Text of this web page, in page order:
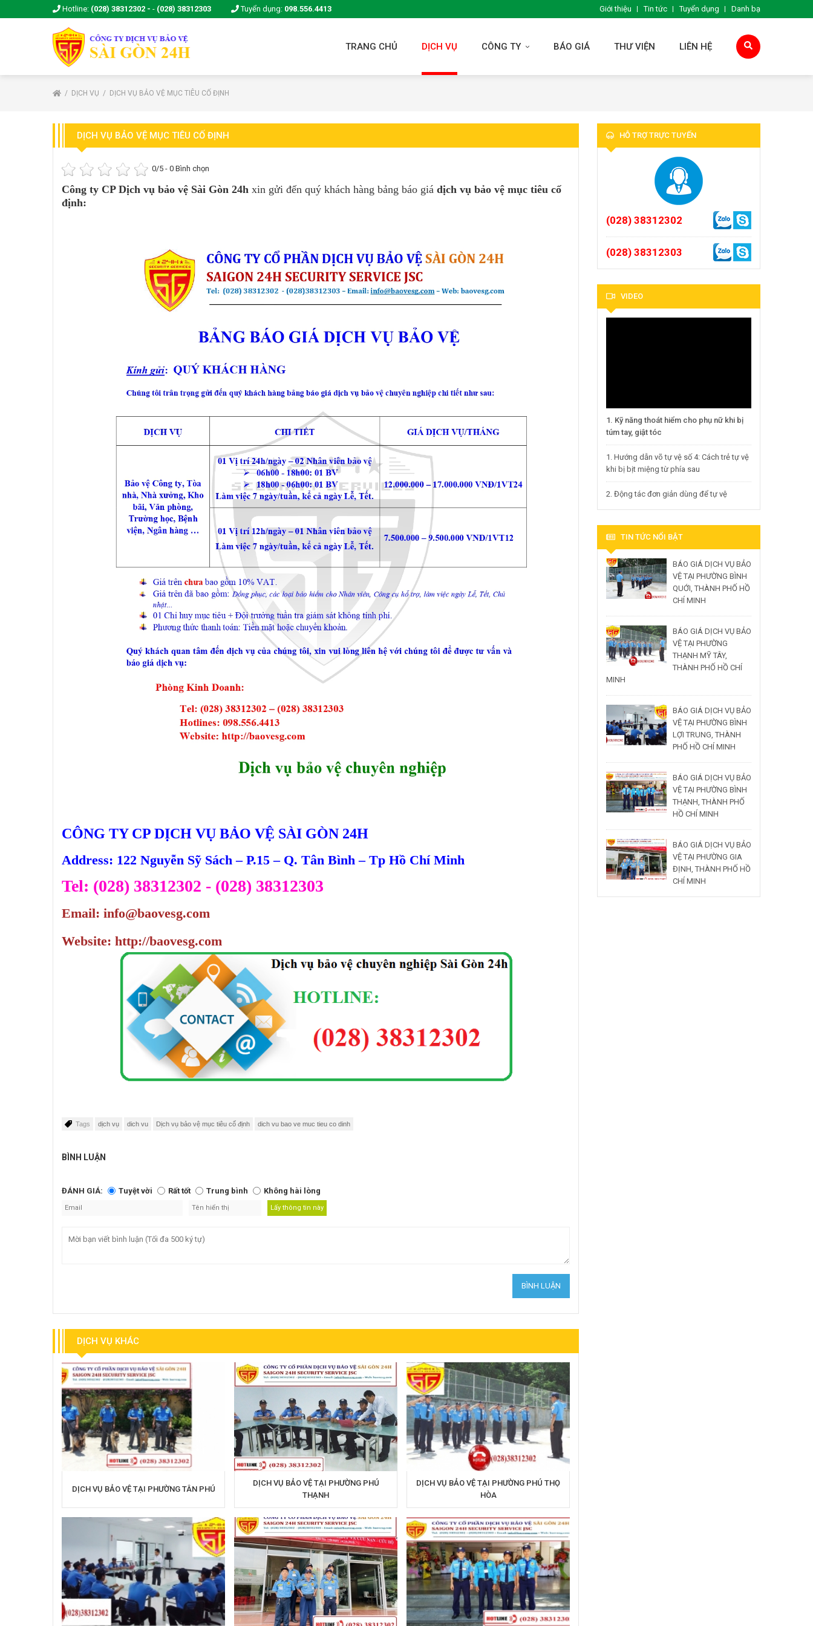
Hotline: (028) 38312302 - - (028) 38312303 Tuyển dụng: 098.556.4413 Giới thiệu Tin tức Tuyển dụng Danh bạ
TRANG CHỦ DỊCH VỤ CÔNG TY BÁO GIÁ THƯ VIỆN LIÊN HỆ
DỊCH VỤ DỊCH VỤ BẢO VỆ MỤC TIÊU CỐ ĐỊNH
DỊCH VỤ BẢO VỆ MỤC TIÊU CỐ ĐỊNH
0/5 - 0 Bình chọn
Công ty CP Dịch vụ bảo vệ Sài Gòn 24h xin gửi đến quý khách hàng bảng báo giá dịch vụ bảo vệ mục tiêu cố
định:
CÔNG TY CP DỊCH VỤ BẢO VỆ SÀI GÒN 24H
Address: 122 Nguyễn Sỹ Sách – P.15 – Q. Tân Bình – Tp Hồ Chí Minh
Tel: (028) 38312302 - (028) 38312303
Email: info@baovesg.com
Website: http://baovesg.com
Tags dịch vụ dich vu Dịch vụ bảo vệ mục tiêu cố định dich vu bao ve muc tieu co dinh
BÌNH LUẬN
ĐÁNH GIÁ: Tuyệt vời Rất tốt Trung bình Không hài lòng
DỊCH VỤ KHÁC
DỊCH VỤ BẢO VỆ TẠI PHƯỜNG TÂN PHÚ
DỊCH VỤ BẢO VỆ TẠI PHƯỜNG PHÚ
THẠNH
DỊCH VỤ BẢO VỆ TẠI PHƯỜNG PHÚ THỌ
HÒA
HỖ TRỢ TRỰC TUYẾN
(028) 38312302
(028) 38312303
VIDEO
1. Kỹ năng thoát hiểm cho phụ nữ khi bị
túm tay, giật tóc
1. Hướng dẫn võ tự vệ số 4: Cách trẻ tự vệ
khi bị bịt miệng từ phía sau
2. Động tác đơn giản dùng để tự vệ
TIN TỨC NỔI BẬT
BÁO GIÁ DỊCH VỤ BẢO
VỆ TẠI PHƯỜNG BÌNH
QUỚI, THÀNH PHỐ HỒ
CHÍ MINH
BÁO GIÁ DỊCH VỤ BẢO
VỆ TẠI PHƯỜNG
THẠNH MỸ TÂY,
THÀNH PHỐ HỒ CHÍ
MINH
BÁO GIÁ DỊCH VỤ BẢO
VỆ TẠI PHƯỜNG BÌNH
LỢI TRUNG, THÀNH
PHỐ HỒ CHÍ MINH
BÁO GIÁ DỊCH VỤ BẢO
VỆ TẠI PHƯỜNG BÌNH
THẠNH, THÀNH PHỐ
HỒ CHÍ MINH
BÁO GIÁ DỊCH VỤ BẢO
VỆ TẠI PHƯỜNG GIA
ĐỊNH, THÀNH PHỐ HỒ
CHÍ MINH